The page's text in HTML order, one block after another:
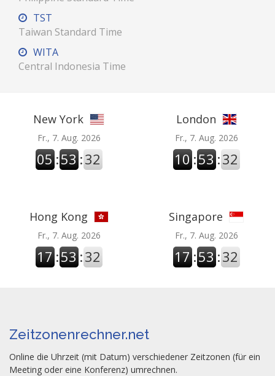
TST
Taiwan Standard Time
WITA
Central Indonesia Time
New York
Fr., 7. Aug. 2026
05 :53 :32
London
Fr., 7. Aug. 2026
10 :53 :32
Hong Kong
Fr., 7. Aug. 2026
17 :53 :32
Singapore
Fr., 7. Aug. 2026
17 :53 :32
Zeitzonenrechner.net
Online die Uhrzeit (mit Datum) verschiedener Zeitzonen (für ein
Meeting oder eine Konferenz) umrechnen.